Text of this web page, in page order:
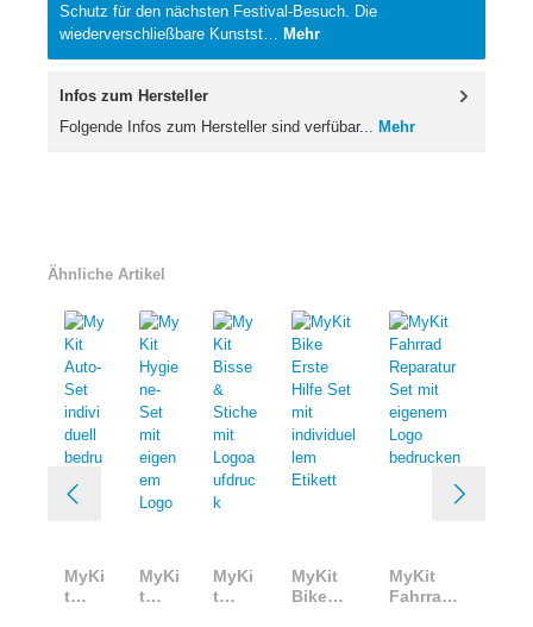
Schutz für den nächsten Festival-Besuch. Die
wiederverschließbare Kunstst… Mehr
Infos zum Hersteller
Folgende Infos zum Hersteller sind verfübar... Mehr
Ähnliche Artikel
MyKi
t
MyKi
t
MyKi
t
MyKit
Bike
MyKit
Fahrrad